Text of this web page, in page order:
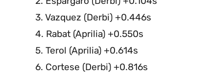
3. Vazquez (Derbi) +0.446s
4. Rabat (Aprilia) +0.550s
5. Terol (Aprilia) +0.614s
6. Cortese (Derbi) +0.816s